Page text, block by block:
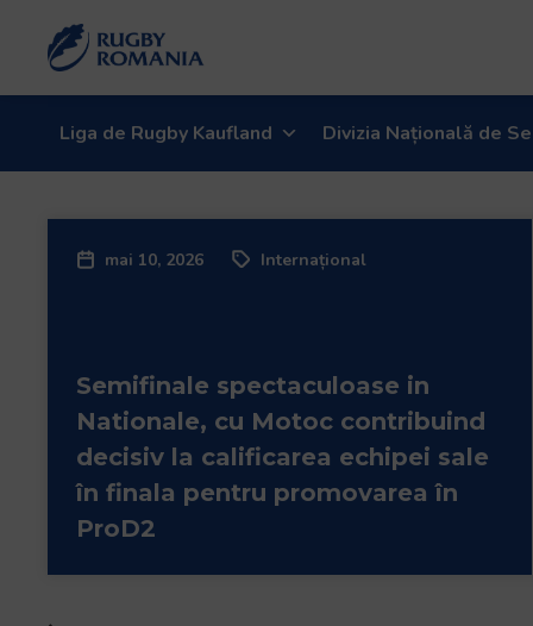
Liga de Rugby Kaufland Divizia Națională de
mai 10, 2026 Internațional
Semifinale spectaculoase in
Nationale, cu Motoc contribuind
decisiv la calificarea echipei sale
în finala pentru promovarea în
ProD2